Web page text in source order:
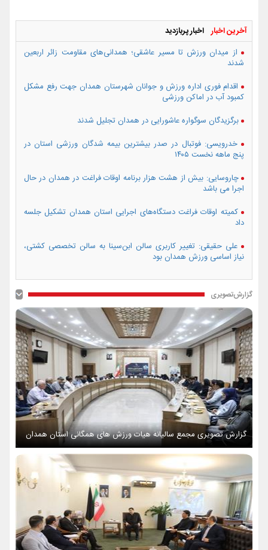
آخرین اخبار اخبار پربازدید
از میدان ورزش تا مسیر عاشقی؛ همدانی‌های مقاومت زائر اربعین
شدند
اقدام فوری اداره ورزش و جوانان شهرستان همدان جهت رفع مشکل
کمبود آب در اماکن ورزشی
برگزیدگان سوگواره عاشورایی در همدان تجلیل شدند
خدرویسی: فوتبال در صدر بیشترین بیمه شدگان ورزشی استان در
پنج ماهه نخست ۱۴۰۵
چاروسایی: بیش از هشت هزار برنامه اوقات فراغت در همدان در حال
اجرا می باشد
کمیته اوقات فراغت دستگاه‌های اجرایی استان همدان تشکیل جلسه
داد
علی حقیقی: تغییر کاربری سالن ابن‌سینا به سالن تخصصی کشتی،
نیاز اساسی ورزش همدان بود
گزارش‌تصویری
گزارش تصویری مجمع سالیانه هیات ورزش های همگانی استان همدان